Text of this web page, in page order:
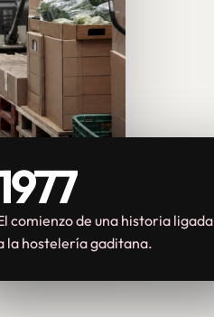
comienzo de una historia ligada
la hostelería gaditana.